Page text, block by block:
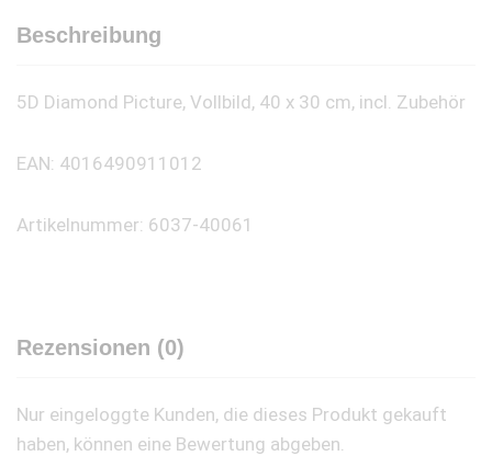
Beschreibung
5D Diamond Picture, Vollbild, 40 x 30 cm, incl. Zubehör
EAN: 4016490911012
Artikelnummer: 6037-40061
Rezensionen (0)
Nur eingeloggte Kunden, die dieses Produkt gekauft
haben, können eine Bewertung abgeben.